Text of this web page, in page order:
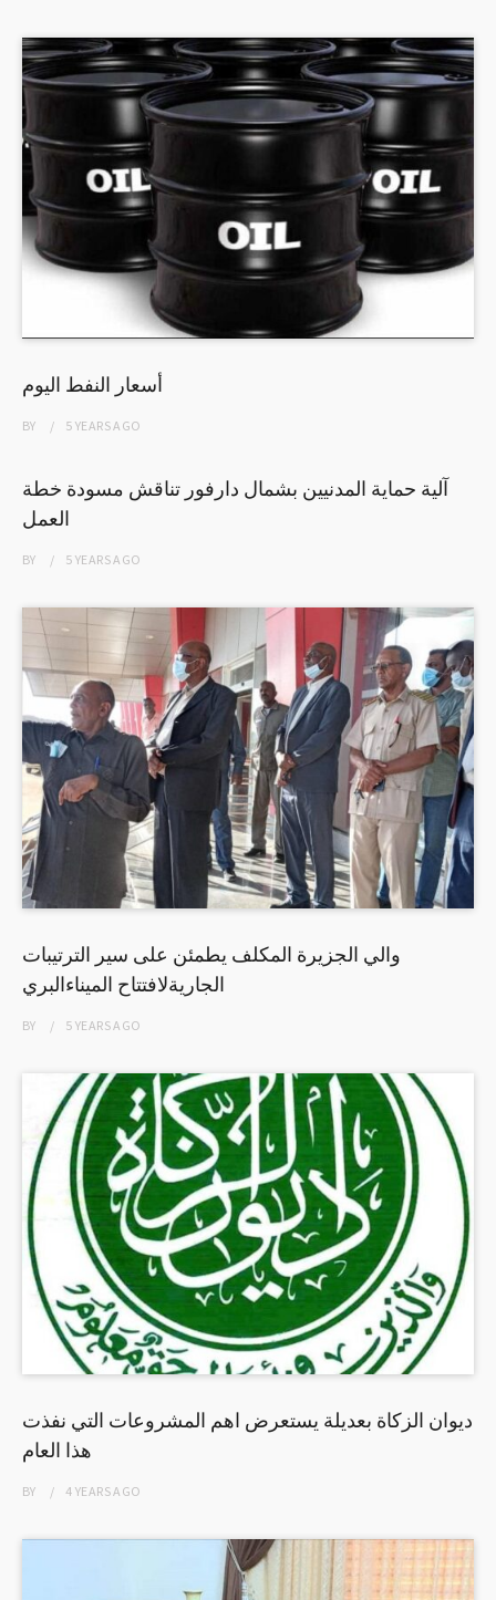
أسعار النفط اليوم
BY 5 YEARSAGO
آلية حماية المدنيين بشمال دارفور تناقش مسودة خطة
العمل
BY 5 YEARSAGO
والي الجزيرة المكلف يطمئن على سير الترتيبات
الجاريةلافتتاح الميناءالبري
BY 5 YEARSAGO
ديوان الزكاة بعديلة يستعرض اهم المشروعات التي نفذت
هذا العام
BY 4 YEARSAGO